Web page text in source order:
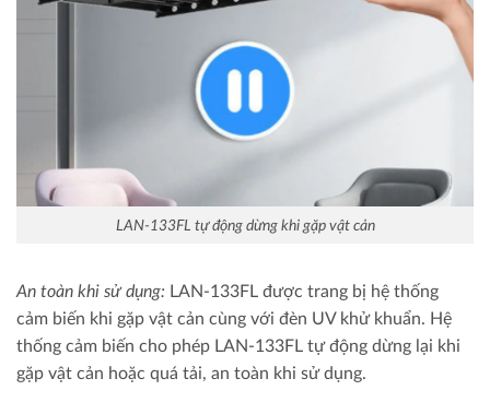
LAN-133FL tự động dừng khi gặp vật cản
An toàn khi sử dụng: LAN-133FL được trang bị hệ thống
cảm biến khi gặp vật cản cùng với đèn UV khử khuẩn. Hệ
thống cảm biến cho phép LAN-133FL tự động dừng lại khi
gặp vật cản hoặc quá tải, an toàn khi sử dụng.